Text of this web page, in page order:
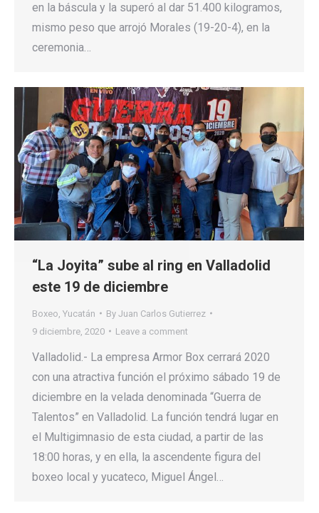
en la báscula y la superó al dar 51.400 kilogramos,
mismo peso que arrojó Morales (19-20-4), en la
ceremonia…
“La Joyita” sube al ring en Valladolid
este 19 de diciembre
Boxeo Yucatán By Juan Carlos Gutierrez
9 diciembre, 2020
Leave a comment
Valladolid.- La empresa Armor Box cerrará 2020
con una atractiva función el próximo sábado 19 de
diciembre en la velada denominada “Guerra de
Talentos” en Valladolid. La función tendrá lugar en
el Multigimnasio de esta ciudad, a partir de las
18:00 horas, y en ella, la ascendente figura del
boxeo local y yucateco, Miguel Ángel…